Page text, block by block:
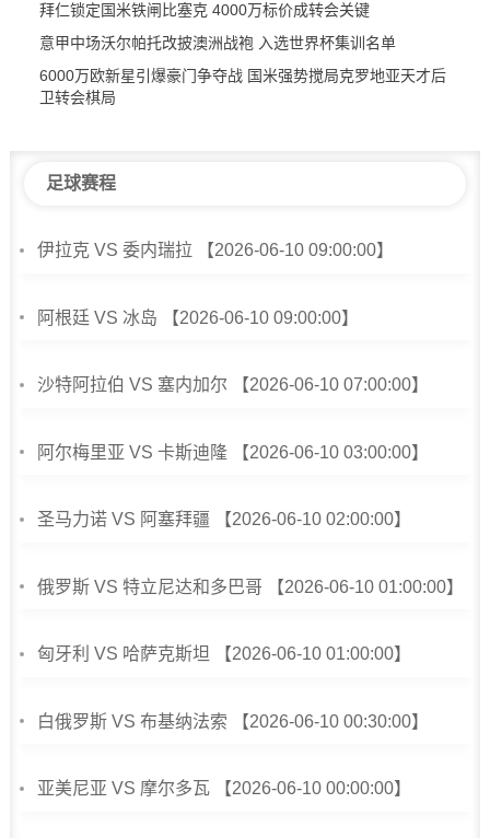
拜仁锁定国米铁闸比塞克 4000万标价成转会关键
意甲中场沃尔帕托改披澳洲战袍 入选世界杯集训名单
6000万欧新星引爆豪门争夺战 国米强势搅局克罗地亚天才后
卫转会棋局
足球赛程
伊拉克 VS 委内瑞拉 【2026-06-10 09:00:00】
阿根廷 VS 冰岛 【2026-06-10 09:00:00】
沙特阿拉伯 VS 塞内加尔 【2026-06-10 07:00:00】
阿尔梅里亚 VS 卡斯迪隆 【2026-06-10 03:00:00】
圣马力诺 VS 阿塞拜疆 【2026-06-10 02:00:00】
俄罗斯 VS 特立尼达和多巴哥 【2026-06-10 01:00:00】
匈牙利 VS 哈萨克斯坦 【2026-06-10 01:00:00】
白俄罗斯 VS 布基纳法索 【2026-06-10 00:30:00】
亚美尼亚 VS 摩尔多瓦 【2026-06-10 00:00:00】